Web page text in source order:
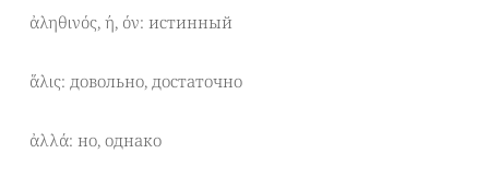
ἀληθινός, ή, όν: истинный
ἅλις: довольно, достаточно
ἀλλά: но, однако